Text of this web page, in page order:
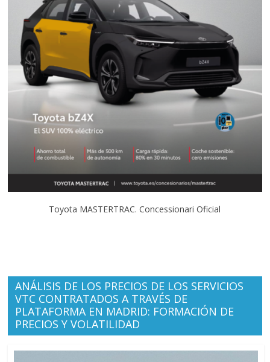
Toyota MASTERTRAC. Concessionari Oficial
ANÁLISIS DE LOS PRECIOS DE LOS SERVICIOS
VTC CONTRATADOS A TRAVÉS DE
PLATAFORMA EN MADRID: FORMACIÓN DE
PRECIOS Y VOLATILIDAD